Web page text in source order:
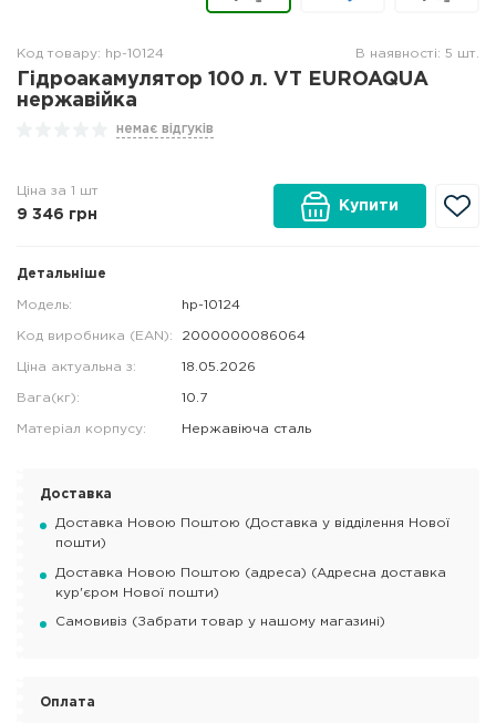
Код товару: hp-10124 В наявності: 5 шт.
Гідроакамулятор 100 л. VT EUROAQUA
нержавійка
немає відгуків
Ціна за 1 шт
9 346 грн
Купити
Детальніше
Модель: hp-10124
Код виробника (EAN): 2000000086064
Ціна актуальна з: 18.05.2026
Вага(кг): 10.7
Матеріал корпусу: Нержавіюча сталь
Доставка
Доставка Новою Поштою (Доставка у відділення Нової
пошти)
Доставка Новою Поштою (адреса) (Адресна доставка
кур'єром Нової пошти)
Самовивіз (Забрати товар у нашому магазині)
Оплата